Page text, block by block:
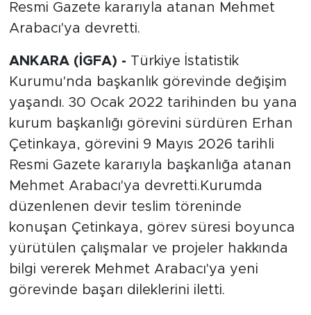
Resmi Gazete kararıyla atanan Mehmet
Arabacı'ya devretti.
ANKARA (İGFA) - Türkiye İstatistik
Kurumu'nda başkanlık görevinde değişim
yaşandı. 30 Ocak 2022 tarihinden bu yana
kurum başkanlığı görevini sürdüren Erhan
Çetinkaya, görevini 9 Mayıs 2026 tarihli
Resmi Gazete kararıyla başkanlığa atanan
Mehmet Arabacı'ya devretti.Kurumda
düzenlenen devir teslim töreninde
konuşan Çetinkaya, görev süresi boyunca
yürütülen çalışmalar ve projeler hakkında
bilgi vererek Mehmet Arabacı'ya yeni
görevinde başarı dileklerini iletti.